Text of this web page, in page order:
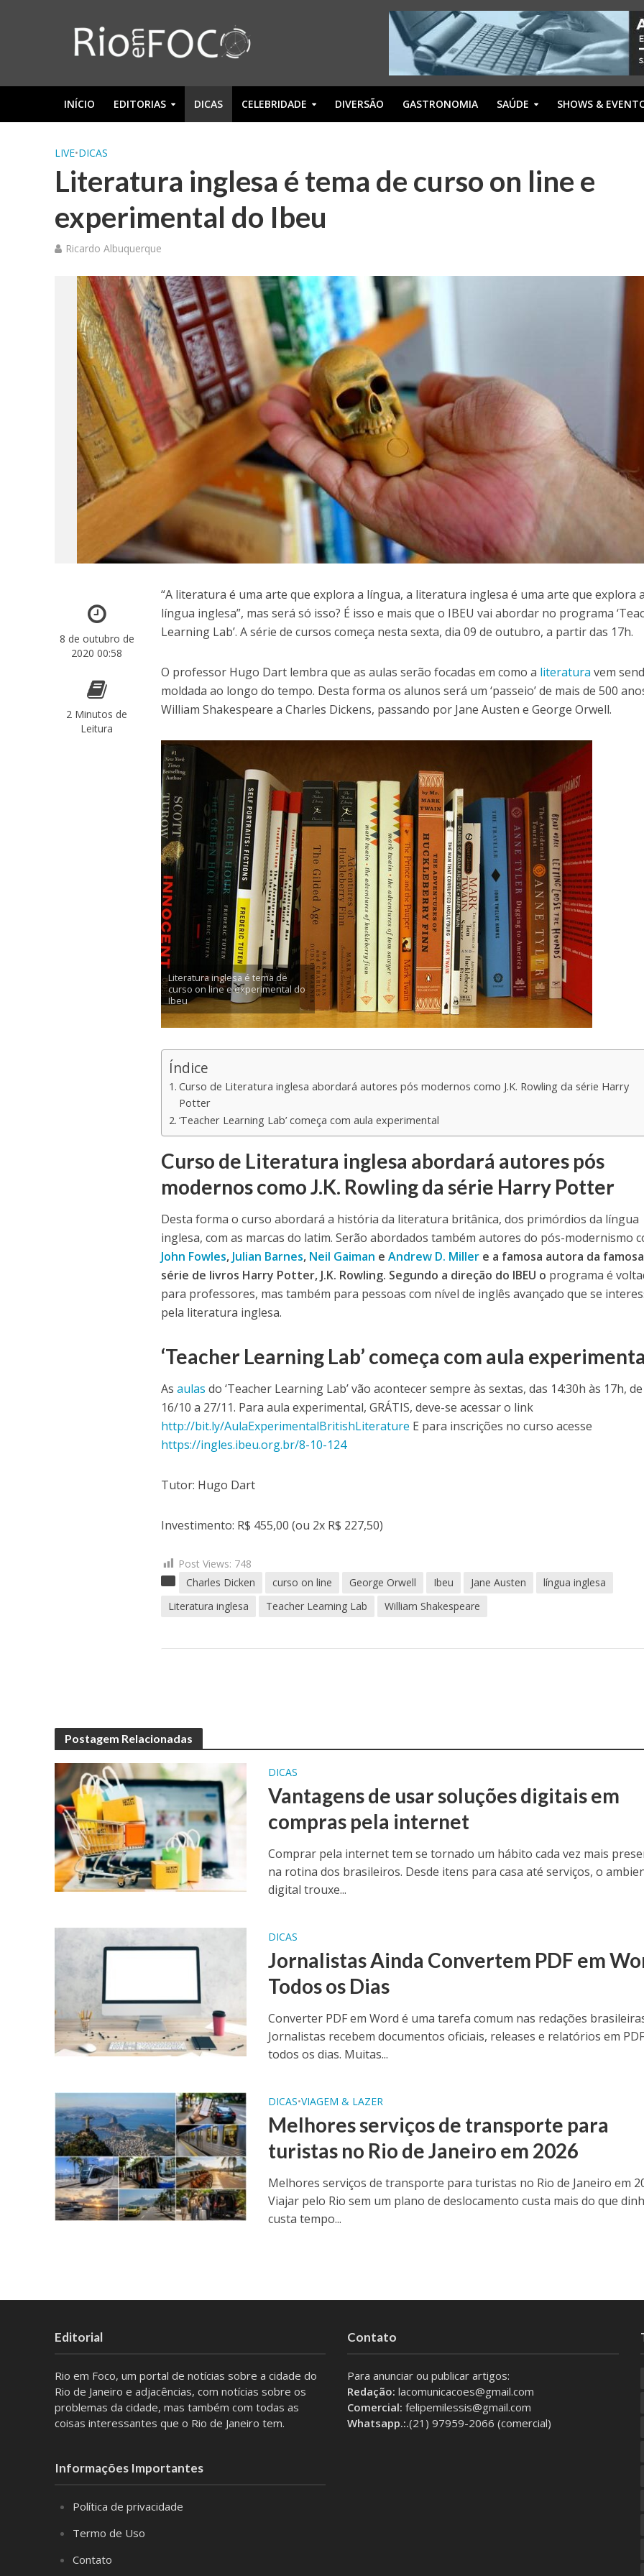
INÍCIO EDITORIAS DICAS CELEBRIDADE DIVERSÃO GASTRONOMIA SAÚDE SHOWS &
LIVE•DICAS
Literatura inglesa é tema de curso on line e
experimental do Ibeu
Ricardo Albuquerque
8 de outubro de
2020 00:58
2 Minutos de
Leitura
“A literatura é uma arte que explora a língua, a literatura inglesa é uma arte que explora a
língua inglesa”, mas será só isso? É isso e mais que o IBEU vai abordar no programa
Learning Lab’. A série de cursos começa nesta sexta, dia 09 de outubro, a partir das 17h.
O professor Hugo Dart lembra que as aulas serão focadas em como a literatura vem
moldada ao longo do tempo. Desta forma os alunos será um ‘passeio’ de mais de 500
William Shakespeare a Charles Dickens, passando por Jane Austen e George Orwell.
Literatura inglesa é tema de
curso on line e experimental do
Ibeu
Índice
Curso de Literatura inglesa abordará autores pós modernos como J.K. Rowling da série Harry
Potter
‘Teacher Learning Lab’ começa com aula experimental
Curso de Literatura inglesa abordará autores pós
modernos comoJ.K. Rowlingda série Harry Potter
Desta forma o curso abordará a história da literatura britânica, dos primórdios da língua
inglesa, com as marcas do latim. Serão abordados também autores do pós-modernismo
John Fowles, Julian Barnes, Neil Gaiman eAndrew D. Miller e a famosa autora da famosa
série de livros Harry Potter, J.K. Rowling. Segundo a direção do IBEU o programa é
para professores, mas também para pessoas com nível de inglês avançado que se
pela literatura inglesa.
‘Teacher Learning Lab’ começa com aula
Asaulas do ‘Teacher Learning Lab’ vão acontecer sempre às sextas, das 14:30h às 17h,
16/10 a 27/11. Para aula experimental, GRÁTIS, deve-se acessar o link
http://bit.ly/AulaExperimentalBritishLiterature E para inscrições no curso acesse
https://ingles.ibeu.org.br/8-10-124
Tutor: Hugo Dart
Investimento: R$ 455,00 (ou 2x R$ 227,50)
Post Views: 748
Charles Dicken
curso on line George Orwell Ibeu Jane Austen
língua inglesa
Literatura inglesa
Teacher Learning Lab William Shakespeare
Postagem Relacionadas
DICAS
Vantagens de usar soluções digitais em
compras pela internet
Comprar pela internet tem se tornado um hábito cada vez mais
na rotina dos brasileiros. Desde itens para casa até serviços, o
digital trouxe...
DICAS
Jornalistas Ainda Convertem PDF em
Todos os Dias
Converter PDF em Word é uma tarefa comum nas redações
Jornalistas recebem documentos oficiais, releases e relatórios em PDF
todos os dias. Muitas...
DICAS•VIAGEM & LAZER
Melhores serviços de transporte para
turistas no Rio de Janeiro em 2026
Melhores serviços de transporte para turistas no Rio de Janeiro em
Viajar pelo Rio sem um plano de deslocamento custa mais do que
custa tempo...
Editorial
Rio em Foco, um portal de notícias sobre a cidade do
Rio de Janeiro e adjacências, com notícias sobre os
problemas da cidade, mas também com todas as
coisas interessantes que o Rio de Janeiro tem.
Informações Importantes
Política de privacidade
Termo de Uso
Contato
Contato
Para anunciar ou publicar artigos:
Redação: lacomunicacoes@gmail.com
Comercial: felipemilessis@gmail.com
Whatsapp.:.(21) 97959-2066 (comercial)